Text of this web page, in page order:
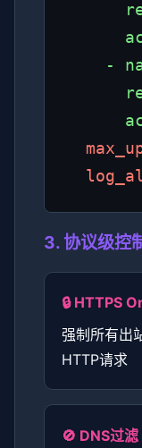
-
3. 协议级控
🔒 HTTPS
强制所有出
HTTP请求
🚫 DNS过滤